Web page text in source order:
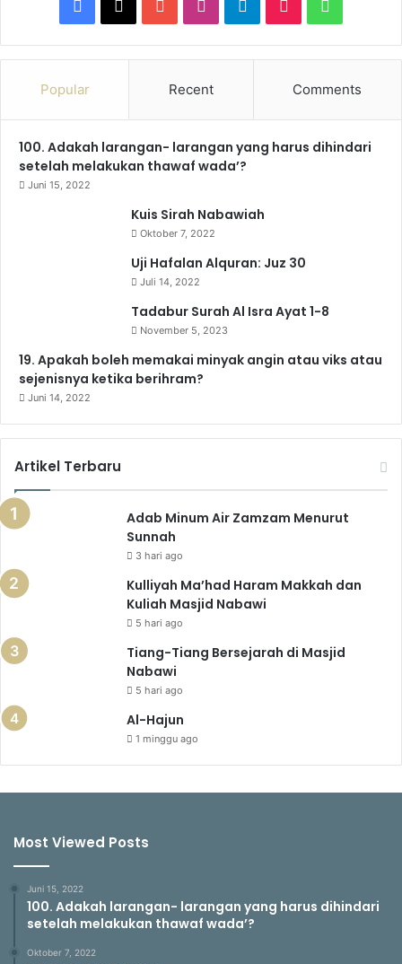
a
b
o
o
u
e
n
a
r
a
e
g
a
m
i
o
h
s
Popular Recent Comments
100. Adakah larangan- larangan yang harus dihindari
setelah melakukan thawaf wada’?
Juni 15, 2022
Kuis Sirah Nabawiah
Oktober 7, 2022
Uji Hafalan Alquran: Juz 30
Juli 14, 2022
Tadabur Surah Al Isra Ayat 1-8
November 5, 2023
19. Apakah boleh memakai minyak angin atau viks atau
sejenisnya ketika berihram?
Juni 14, 2022
Artikel Terbaru
Adab Minum Air Zamzam Menurut
Sunnah
3 hari ago
Kulliyah Ma’had Haram Makkah dan
Kuliah Masjid Nabawi
5 hari ago
Tiang-Tiang Bersejarah di Masjid
Nabawi
5 hari ago
Al-Hajun
1 minggu ago
Most Viewed Posts
Juni 15, 2022
100. Adakah larangan- larangan yang harus dihindari
setelah melakukan thawaf wada’?
Oktober 7, 2022